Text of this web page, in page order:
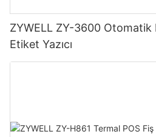
ZYWELL ZY-3600 Otomatik
Etiket Yazıcı